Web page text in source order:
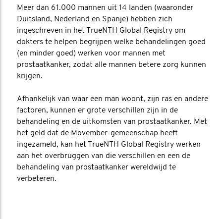
Meer dan 61.000 mannen uit 14 landen (waaronder
Duitsland, Nederland en Spanje) hebben zich
ingeschreven in het TrueNTH Global Registry om
dokters te helpen begrijpen welke behandelingen goed
(en minder goed) werken voor mannen met
prostaatkanker, zodat alle mannen betere zorg kunnen
krijgen.
Afhankelijk van waar een man woont, zijn ras en andere
factoren, kunnen er grote verschillen zijn in de
behandeling en de uitkomsten van prostaatkanker. Met
het geld dat de Movember-gemeenschap heeft
ingezameld, kan het TrueNTH Global Registry werken
aan het overbruggen van die verschillen en een de
behandeling van prostaatkanker wereldwijd te
verbeteren.